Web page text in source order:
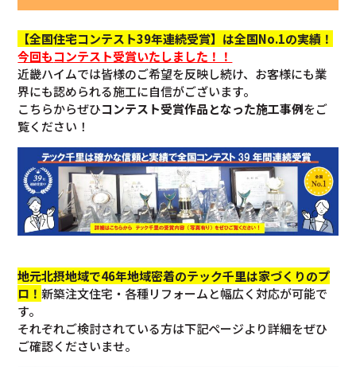
【全国住宅コンテスト39年連続受賞】は全国No.1の実績！
今回もコンテスト受賞いたしました！！
近畿ハイムでは皆様のご希望を反映し続け、お客様にも業
界にも認められる施工に自信がございます。
こちらからぜひコンテスト受賞作品となった施工事例をご
覧ください！
地元北摂地域で46年地域密着のテック千里は家づくりのプ
ロ！新築注文住宅・各種リフォームと幅広く対応が可能で
す。
それぞれご検討されている方は下記ページより詳細をぜひ
ご確認くださいませ。